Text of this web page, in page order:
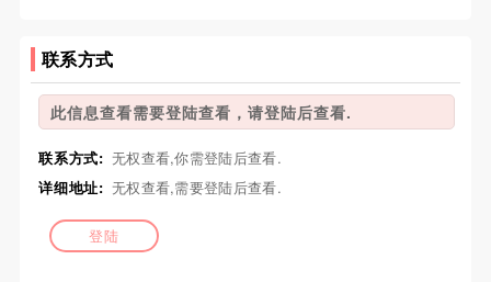
联系方式
此信息查看需要登陆查看，请登陆后查看.
联系方式: 无权查看,你需登陆后查看.
详细地址: 无权查看,需要登陆后查看.
登陆